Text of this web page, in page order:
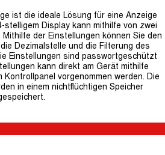
ist die ideale Lösung für eine Anzeige
stelligem Display kann mithilfe von zwei
der Einstellungen können Sie den
Dezimalstelle und die Filterung des
Einstellungen sind passwortgeschützt
kann direkt am Gerät mithilfe
vorgenommen werden. Die
in einem nichtflüchtigen Speicher